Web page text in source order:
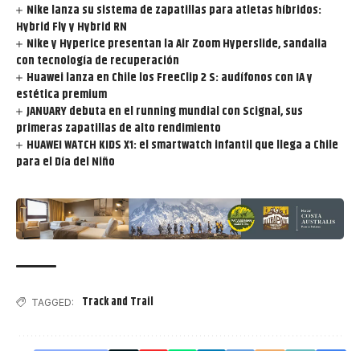
Nike lanza su sistema de zapatillas para atletas híbridos:
Hybrid Fly y Hybrid RN
Nike y Hyperice presentan la Air Zoom Hyperslide, sandalia
con tecnología de recuperación
Huawei lanza en Chile los FreeClip 2 S: audífonos con IA y
estética premium
JANUARY debuta en el running mundial con Scignal, sus
primeras zapatillas de alto rendimiento
HUAWEI WATCH KIDS X1: el smartwatch infantil que llega a Chile
para el Día del Niño
TAGGED: Track and Trail